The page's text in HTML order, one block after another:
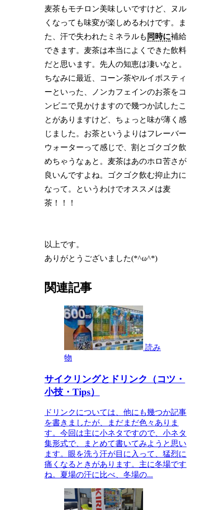
麦茶もモチロン美味しいですけど、ヌル
くなっても味変が楽しめるわけです。ま
た、汗で失われたミネラルも 同時に補給
できます。麦茶は本当によくできた飲料
だと思います。先人の知恵は凄いなと。
ちなみに最近、コーン茶やルイボスティ
ーといった、ノンカフェインのお茶をコ
ンビニで見かけますので幾つか試したこ
とがありますけど、ちょっと味が薄く感
じました。お茶というよりはフレーバー
ウォーターって感じで、割とゴクゴク飲
めちゃうなぁと。麦茶はあのホロ苦さが
良いんですよね。ゴクゴク飲む抑止力に
なって。というわけでオススメは麦
茶！！！
以上です。
ありがとうございました(*^ω^*)
関連記事
読み
物
サイクリングとドリンク（コツ・
小技・Tips）
ドリンクについては、他にも幾つか記事
を書きましたが、まだまだ色々ありま
す。今回は主に小ネタですので、小ネタ
集形式で、まとめて書いてみようと思い
ます。眼を洗う汗が目に入って、猛烈に
痛くなるときがあります。主に冬場です
ね。夏場の汗に比べ、冬場の...